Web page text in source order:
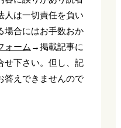
人は一切責任を負い
場合にはお手数おか
ォーム →掲載記事に
せ下さい。但し、記
答えできませんので